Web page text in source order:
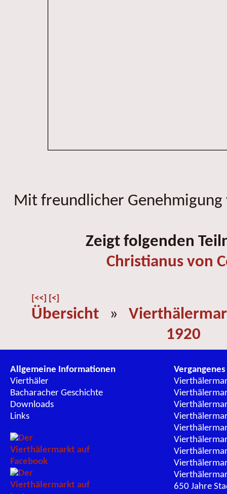
Mit freundlicher
Zeigt folgenden
Christianus von
[<<] [<]
Übersicht »
1920
Allgemeine Informationen
Vierthäler
Bacharacher Geschichte
Downloads
Links
Vergangenes
650 Jahre